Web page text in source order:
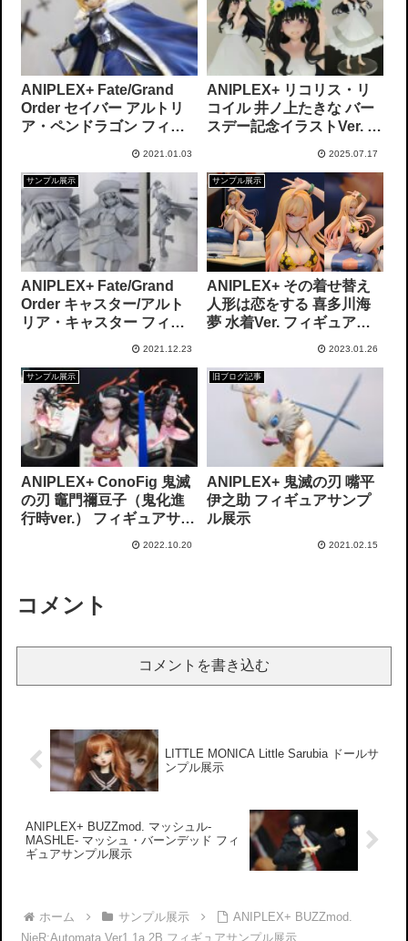
ANIPLEX+ Fate/Grand
Order セイバー アルトリ
ア・ペンドラゴン フィギ
2021.01.03
ANIPLEX+ リコリス・リ
コイル 井ノ上たきな バー
スデー記念イラストVer. ノ
ィギュアサンプル展示
2025.07.17
サンプル展示
ANIPLEX+ Fate/Grand
Order キャスター/アルト
リア・キャスター フィギ
2021.12.23
サンプル展示
ANIPLEX+ その着せ替え
人形は恋をする 喜多川海
夢 水着Ver. フィギュアサ
2023.01.26
サンプル展示
ANIPLEX+ ConoFig 鬼滅
の刃 竈門禰豆子（鬼化進
行時ver.） フィギュアサン
2022.10.20
旧ブログ記事
ANIPLEX+ 鬼滅の刃 嘴平
伊之助 フィギュアサンプ
ル展示
2021.02.15
コメント
コメントを書き込む
LITTLE MONICA Little Sarubia ドールサ
ンプル展示
ANIPLEX+ BUZZmod. マッシュル-
MASHLE- マッシュ・バーンデッド フィ
ギュアサンプル展示
ホーム サンプル展示
ANIPLEX+ BUZZmod.
NieR:Automata Ver1.1a 2B フィギュアサンプル展示